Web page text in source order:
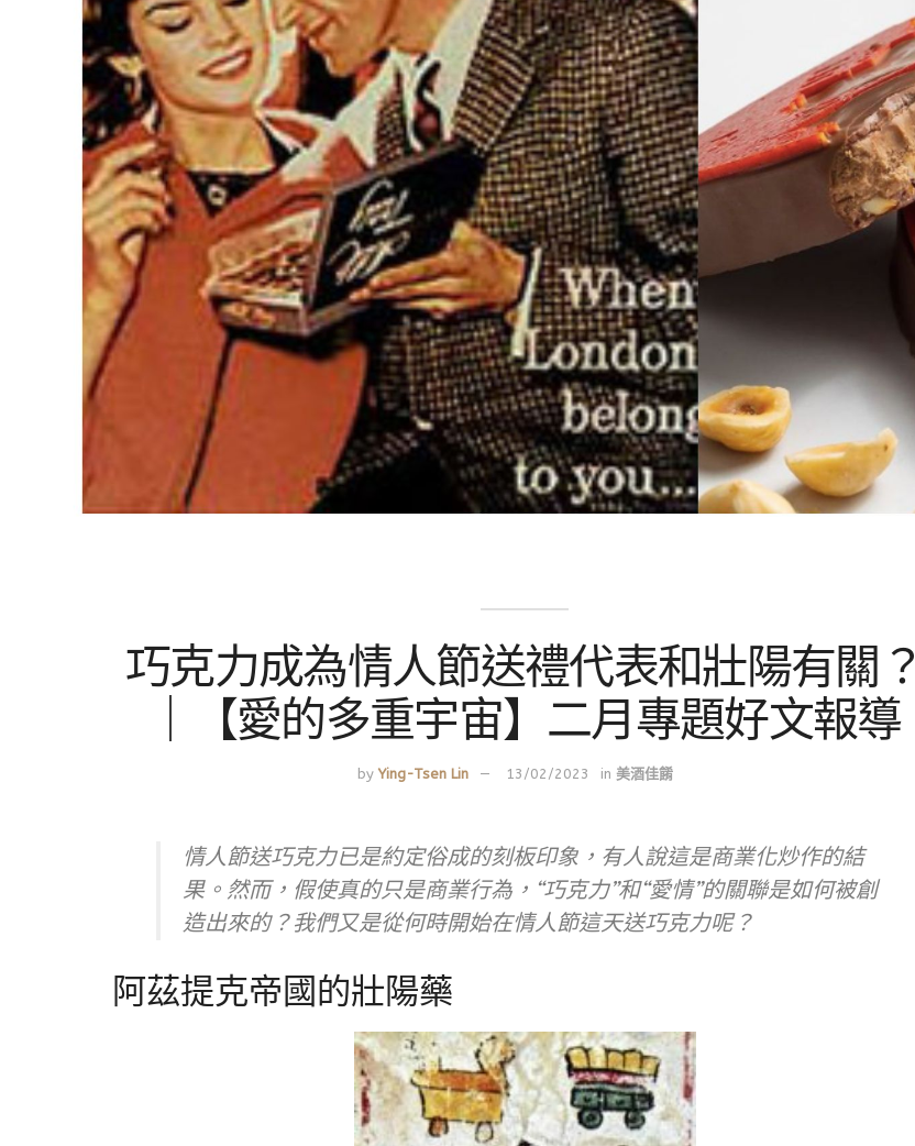
巧克力成為情人節送禮代表和壯陽有關？
｜【愛的多重宇宙】二月專題好文報導
by Ying-Tsen Lin 13/02/2023 in 美酒佳餚
情人節送巧克力已是約定俗成的刻板印象，有人說這是商業化炒作的結
果。然而，假使真的只是商業行為，“巧克力”和“愛情”的關聯是如何被創
造出來的？我們又是從何時開始在情人節這天送巧克力呢？
阿茲提克帝國的壯陽藥